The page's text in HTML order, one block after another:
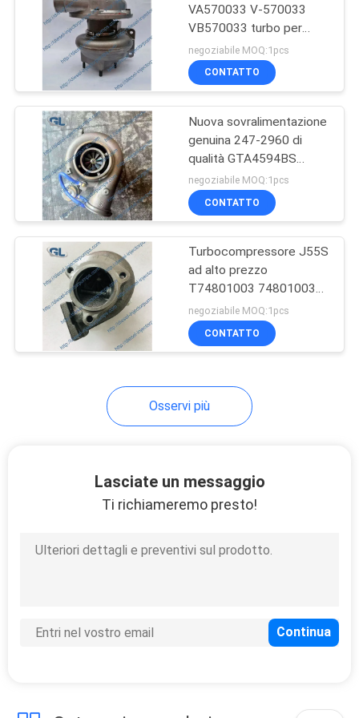
Iniettore diesel di
Denso
Cat Fuel Injector
Iniettore di
di Bosch
VO-LVO
VA570033 V-570033
VB570033 turbo per
Hitachi EX300-7 Offway
con il motore 6HK1T
negoziabile MOQ:1pcs
CONTATTO
Nuova sovralimentazione
genuina 247-2960 di
qualità GTA4594BS
GT4502BS 247-2963
762552-5001S 762552-
0003 per il motore del
negoziabile MOQ:1pcs
CONTATTO
Turbocompressore J55S
ad alto prezzo
T74801003 74801003
turbo per Perkins 1004T
negoziabile MOQ:1pcs
CONTATTO
Osservi più
Lasciate un messaggio
Ti richiameremo presto!